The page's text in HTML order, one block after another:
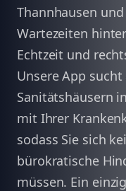
Thannhausen und
Wartezeiten
Echtzeit und
Unsere App
Sanitätshäusern
mit Ihrer
sodass Sie sich
bürokratische
müssen. Ein